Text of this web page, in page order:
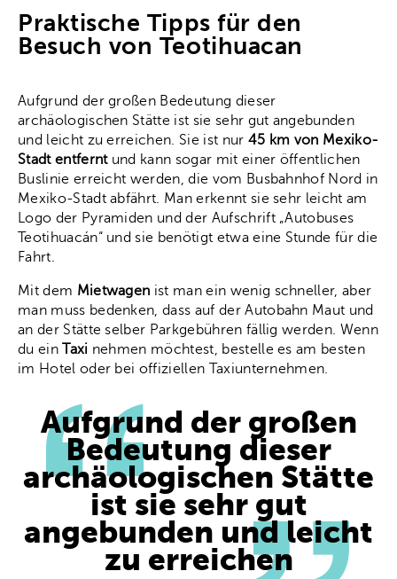
Praktische Tipps für den
Besuch von Teotihuacan
Aufgrund der großen Bedeutung dieser
archäologischen Stätte ist sie sehr gut angebunden
und leicht zu erreichen. Sie ist nur 45 km von Mexiko-
Stadt entferntund kann sogar mit einer öffentlichen
Buslinie erreicht werden, die vom Busbahnhof Nord in
Mexiko-Stadt abfährt. Man erkennt sie sehr leicht am
Logo der Pyramiden und der Aufschrift „Autobuses
Teotihuacán“ und sie benötigt etwa eine Stunde für die
Fahrt.
Mit dem Mietwagen ist man ein wenig schneller, aber
man muss bedenken, dass auf der Autobahn Maut und
an der Stätte selber Parkgebühren fällig werden. Wenn
du einTaxi nehmen möchtest, bestelle es am besten
im Hotel oder bei offiziellen Taxiunternehmen.
Aufgrund der großen
Bedeutung dieser
archäologischen Stätte
ist sie sehr gut
angebunden und leicht
zu erreichen